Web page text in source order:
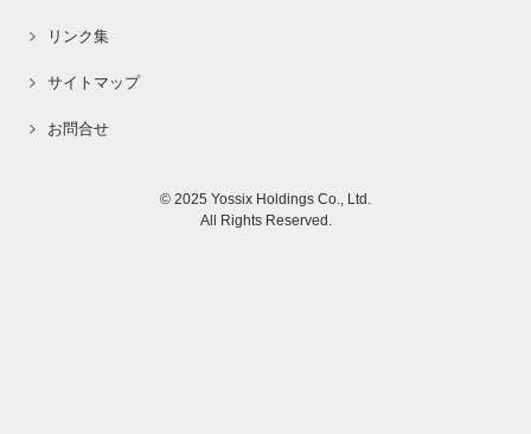
リンク集
サイトマップ
お問合せ
© 2025 Yossix Holdings Co., Ltd.
All Rights Reserved.